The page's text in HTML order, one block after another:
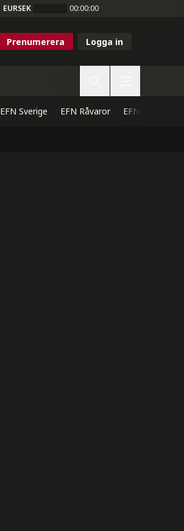
EURSEK 00:00:00
Prenumerera Logga in
EFN Sverige EFN Råvaror EFN Direkt